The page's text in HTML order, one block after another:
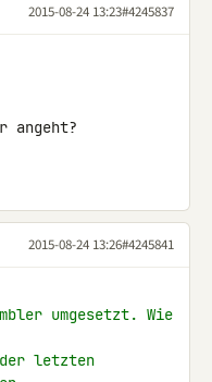
2015-08-24 13:23#4245837
angeht?
2015-08-24 13:26#4245841
umgesetzt. Wie
letzten